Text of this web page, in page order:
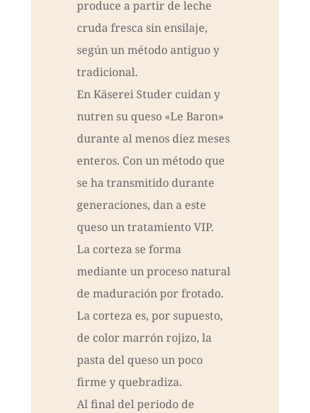
produce a partir de leche
cruda fresca sin ensilaje,
según un método antiguo y
tradicional.
En Käserei Studer cuidan y
nutren su queso «Le Baron»
durante al menos diez meses
enteros. Con un método que
se ha transmitido durante
generaciones, dan a este
queso un tratamiento VIP.
La corteza se forma
mediante un proceso natural
de maduración por frotado.
La corteza es, por supuesto,
de color marrón rojizo, la
pasta del queso un poco
firme y quebradiza.
Al final del periodo de